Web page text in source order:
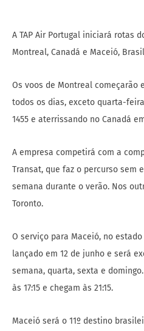
A TAP Air Portugal iniciará rotas
Montreal, Canadá e Maceió,
Os voos de Montreal começarão
todos os dias, exceto quarta-
1455 e aterrissando no Canadá
A empresa competirá com a
Transat, que faz o percurso sem
semana durante o verão. Nos
Toronto.
O serviço para Maceió, no
lançado em 12 de junho e será
semana, quarta, sexta e
às 17:15 e chegam às 21:15.
Maceió será o 11º destino